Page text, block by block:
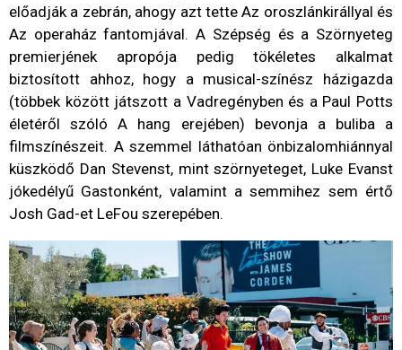
előadják a zebrán, ahogy azt tette Az oroszlánkirállyal és
Az operaház fantomjával. A Szépség és a Szörnyeteg
premierjének apropója pedig tökéletes alkalmat
biztosított ahhoz, hogy a musical-színész házigazda
(többek között játszott a Vadregényben és a Paul Potts
életéről szóló A hang erejében) bevonja a buliba a
filmszínészeit. A szemmel láthatóan önbizalomhiánnyal
küszködő Dan Stevenst, mint szörnyeteget, Luke Evanst
jókedélyű Gastonként, valamint a semmihez sem értő
Josh Gad-et LeFou szerepében.